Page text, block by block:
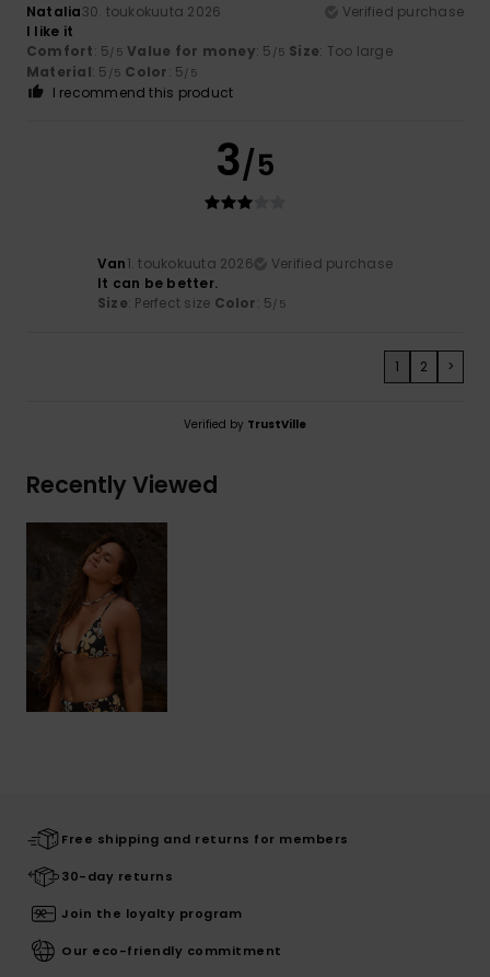
Natalia30. toukokuuta 2026
Verified purchase
I like it
Comfort: 5/5 Value for money: 5 /5 Size: Too large
Material: 5 /5 Color: 5/5
I recommend this product
3/5
Van1. toukokuuta 2026
Verified purchase
It can be better.
Size: Perfect size Color: 5/5
1 2 >
Verified by TrustVille
Recently Viewed
Free shipping and returns for members
30-day returns
Join the loyalty program
Our eco-friendly commitment